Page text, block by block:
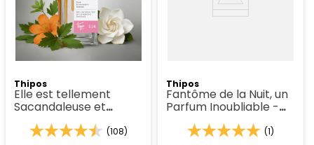
Thipos
Elle est tellement
Sacandaleuse et
Audacieuse - Thipos
(108)
Thipos
Fantôme de la Nuit, un
Parfum Inoubliable -
Thipos 127
(1)